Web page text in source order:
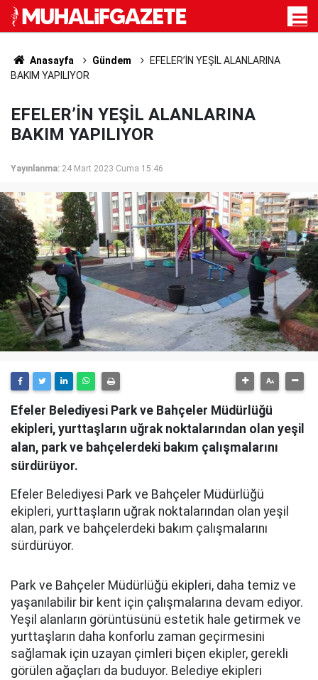
Anasayfa Gündem
EFELER’İN YEŞİL ALANLARINA
BAKIM YAPILIYOR
EFELER’İN YEŞİL ALANLARINA
BAKIM YAPILIYOR
Yayınlanma: 24 Mart 2023 Cuma 15:46
Efeler Belediyesi Park ve Bahçeler Müdürlüğü
ekipleri, yurttaşların uğrak noktalarından olan yeşil
alan, park ve bahçelerdeki bakım çalışmalarını
sürdürüyor.
Efeler Belediyesi Park ve Bahçeler Müdürlüğü
ekipleri, yurttaşların uğrak noktalarından olan yeşil
alan, park ve bahçelerdeki bakım çalışmalarını
sürdürüyor.
Park ve Bahçeler Müdürlüğü ekipleri, daha temiz ve
yaşanılabilir bir kent için çalışmalarına devam ediyor.
Yeşil alanların görüntüsünü estetik hale getirmek ve
yurttaşların daha konforlu zaman geçirmesini
sağlamak için uzayan çimleri biçen ekipler, gerekli
görülen ağaçları da buduyor. Belediye ekipleri